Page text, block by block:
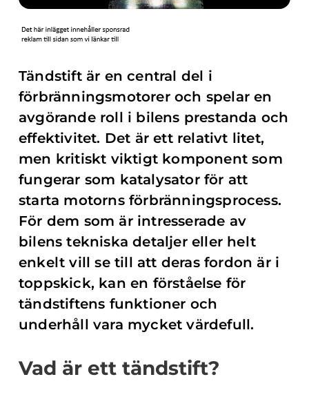
Tändstift är en central del i
förbränningsmotorer och spelar en
avgörande roll i bilens prestanda och
effektivitet. Det är ett relativt litet,
men kritiskt viktigt komponent som
fungerar som katalysator för att
starta motorns förbränningsprocess.
För dem som är intresserade av
bilens tekniska detaljer eller helt
enkelt vill se till att deras fordon är i
toppskick, kan en förståelse för
tändstiftens funktioner och
underhåll vara mycket värdefull.
Vad är ett tändstift?